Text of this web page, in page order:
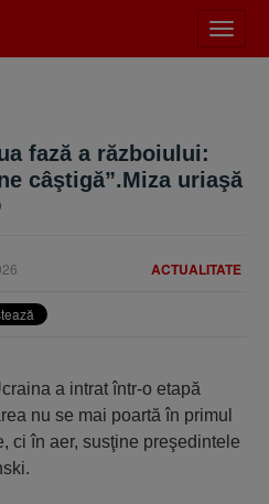
meniu
fază a războiului:
câştigă”.Miza uriaşă
ACTUALITATE
a intrat într-o etapă
nu se mai poartă în primul
ci în aer, susţine preşedintele